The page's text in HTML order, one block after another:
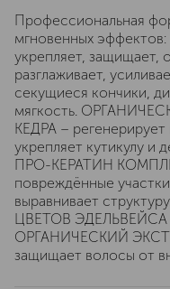
Профессиональная
мгновенных эффектов:
укрепляет, защищает,
разглаживает,
секущиеся кончики,
мягкость.
КЕДРА –
укрепляет кутикулу и
ПРО-КЕРАТИН
повреждённые
выравнивает
ЦВЕТОВ ЭДЕЛЬВЕЙСА
ОРГАНИЧЕСКИЙ
защищает волосы от